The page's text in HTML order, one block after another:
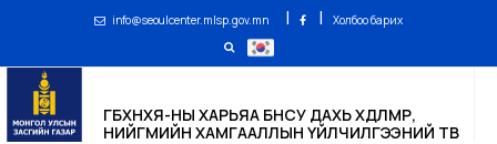
info@seoulcenter.mlsp.gov.mn | | Холбоо барих
ГБХНХЯ-НЫ ХАРЬЯА БНСУ ДАХЬ ХӨДӨЛМӨР,
НИЙГМИЙН ХАМГААЛЛЫН ҮЙЛЧИЛГЭЭНИЙ ТӨВ